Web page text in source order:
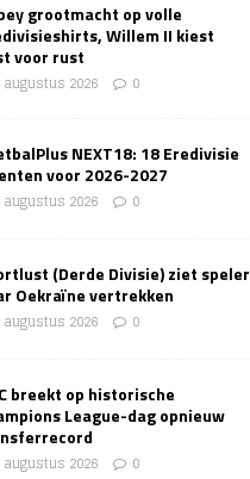
grootmacht op volle
Willem II kiest
voor rust
augustus 2026 0
NEXT18: 18 Eredivisie
voor 2026-2027
augustus 2026 0
(Derde Divisie) ziet speler
Oekraïne vertrekken
augustus 2026 0
breekt op historische
League-dag opnieuw
augustus 2026 0